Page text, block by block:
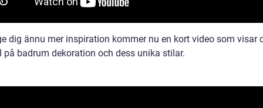
dig ännu mer inspiration kommer nu en kort video som visar
på badrum dekoration och dess unika stilar.